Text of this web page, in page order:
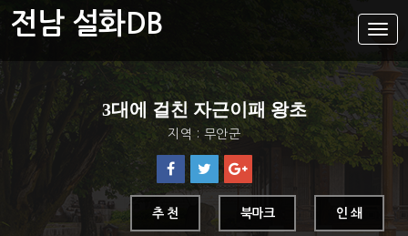
설
화
메
뉴
전남 설화DB
설화DB
통합검색
지역별
3대에 걸친 자근이패 왕초
지역 : 무안군
추 천 북마크 인 쇄